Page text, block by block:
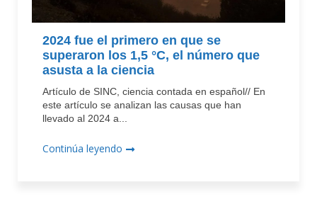
2024 fue el primero en que se
superaron los 1,5 °C, el número que
asusta a la ciencia
Artículo de SINC, ciencia contada en español// En
este artículo se analizan las causas que han
llevado al 2024 a...
Continúa leyendo